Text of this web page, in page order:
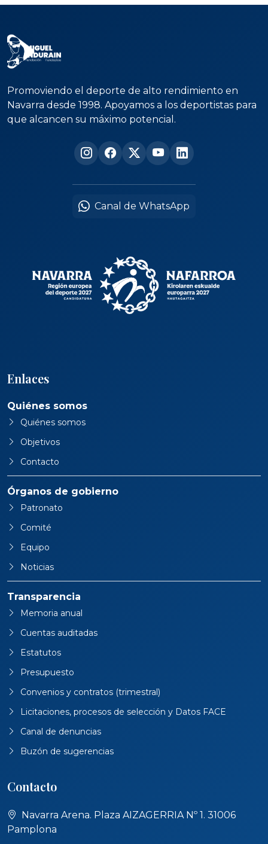
Promoviendo el deporte de alto rendimiento en
Navarra desde 1998. Apoyamos a los deportistas para
que alcancen su máximo potencial.
Canal de WhatsApp
Enlaces
Quiénes somos
Quiénes somos
Objetivos
Contacto
Órganos de gobierno
Patronato
Comité
Equipo
Noticias
Transparencia
Memoria anual
Cuentas auditadas
Estatutos
Presupuesto
Convenios y contratos (trimestral)
Licitaciones, procesos de selección y Datos FACE
Canal de denuncias
Buzón de sugerencias
Contacto
Navarra Arena. Plaza AIZAGERRIA Nº 1. 31006
Pamplona